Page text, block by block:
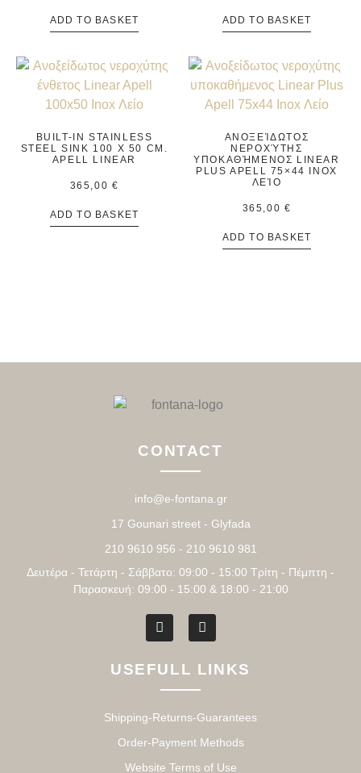
ADD TO BASKET ADD TO BASKET
BUILT-IN STAINLESS
STEEL SINK 100 X 50 CM.
APELL LINEAR
365,00 €
ADD TO BASKET
ΑΝΟΞΕΊΔΩΤΟΣ
ΝΕΡΟΧΎΤΗΣ
ΥΠΟΚΑΘΉΜΕΝΟΣ LINEAR
PLUS APELL 75×44 INOX
ΛΕΊΟ
365,00 €
ADD TO BASKET
CONTACT
info@e-fontana.gr
17 Gounari street - Glyfada
210 9610 956 - 210 9610 981
Δευτέρα - Τετάρτη - Σάββατο: 09:00 - 15:00 Τρίτη - Πέμπτη -
Παρασκευή: 09:00 - 15:00 & 18:00 - 21:00
USEFULL LINKS
Shipping-Returns-Guarantees
Order-Payment Methods
Website Terms of Use